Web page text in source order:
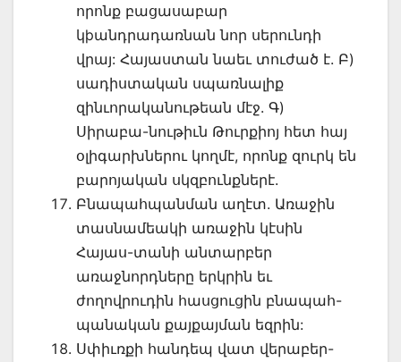
որոնք բացասաբար
կþանդրադառնան նոր սերունդի
վրայ: Հայաստան նաեւ տուժած է. Բ)
սադիստական սպառնալիք
զինւորականութեան մէջ. Գ)
Սիրաբա-նութիւն Թուրքիոյ հետ հայ
օլիգարխներու կողմէ, որոնք զուրկ են
բարոյական սկզբունքներէ.
Բնապահպանման աղէտ. Առաջին
տասնամեակի առաջին կէսին
Հայաս-տանի անտարբեր
առաջնորդները երկրին եւ
ժողովրուդին հասցուցին բնապահ-
պանական քայքայման եզրին:
Սփիւռքի հանդեպ վատ վերաբեր-